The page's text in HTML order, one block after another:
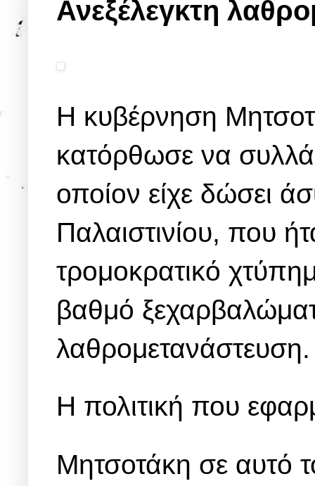
Ανεξέλεγκτη
Η κυβέρνηση
κατόρθωσε να
οποίον είχε δώσει
Παλαιστινίου, που
τρομοκρατικό
βαθμό
Η πολιτική που
Μητσοτάκη σε αυτό